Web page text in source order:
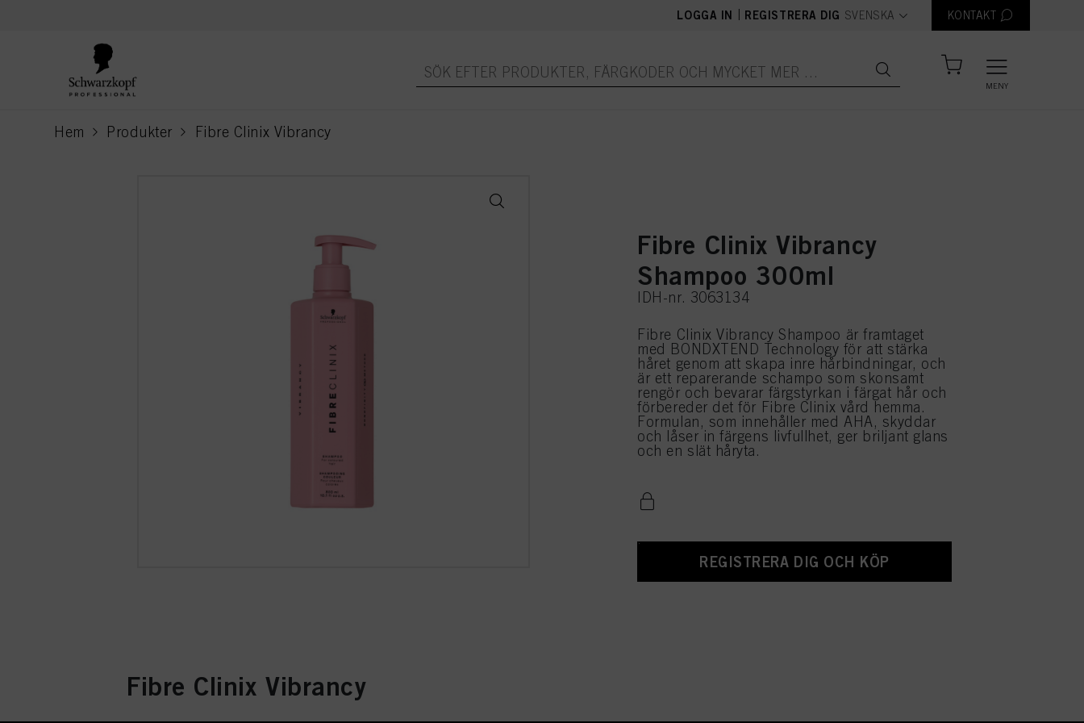
LOGGA IN REGISTRERA DIG text.language
SVENSKA KONTAKT
MENY
Hem Produkter Fibre Clinix Vibrancy
current page
Fibre Clinix Vibrancy
Shampoo 300ml
IDH-nr. 3063134
Fibre Clinix Vibrancy Shampoo är framtaget
med BONDXTEND Technology för att stärka
håret genom att skapa inre hårbindningar, och
är ett reparerande schampo som skonsamt
rengör och bevarar färgstyrkan i färgat hår och
förbereder det för Fibre Clinix vård hemma.
Formulan, som innehåller med AHA, skyddar
och låser in färgens livfullhet, ger briljant glans
och en slät håryta.
REGISTRERA DIG OCH KÖP
Fibre Clinix Vibrancy